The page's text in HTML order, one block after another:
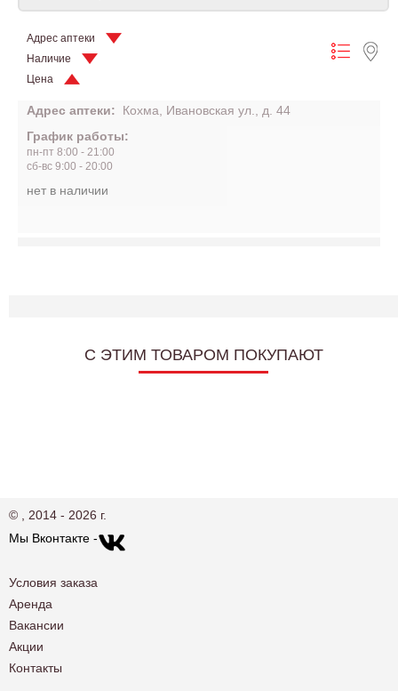
Адрес аптеки
Наличие
Цена
Адрес аптеки:
Кохма, Ивановская ул., д. 44
График работы:
пн-пт 8:00 - 21:00
сб-вс 9:00 - 20:00
нет в наличии
C ЭТИМ ТОВАРОМ ПОКУПАЮТ
© , 2014 - 2026 г.
Мы Вконтакте -
Условия заказа
Аренда
Вакансии
Акции
Контакты